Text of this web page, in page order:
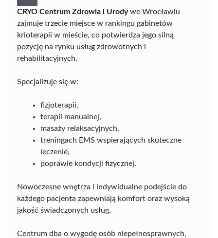
CRYO Centrum Zdrowia i Urodywe Wrocławiu
zajmuje trzecie miejsce w rankingu gabinetów
krioterapii w mieście, co potwierdza jego silną
pozycję na rynku usług zdrowotnych i
rehabilitacyjnych.
Specjalizuje się w:
fizjoterapii,
terapii manualnej,
masaży relaksacyjnych,
treningach EMS wspierających skuteczne
leczenie,
poprawie kondycji fizycznej.
Nowoczesne wnętrza i indywidualne podejście do
każdego pacjenta zapewniają komfort oraz wysoką
jakość świadczonych usług.
Centrum dba o wygodę osób niepełnosprawnych,